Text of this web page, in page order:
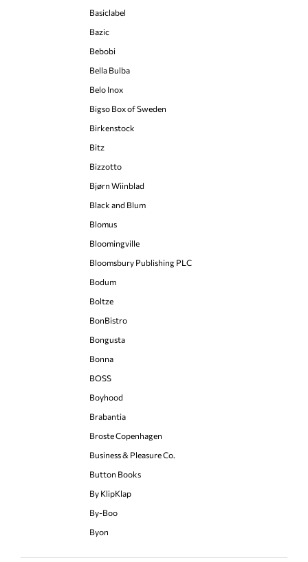
Basiclabel
Bazic
Bebobi
Bella Bulba
Belo Inox
Bigso Box of Sweden
Birkenstock
Bitz
Bizzotto
Bjørn Wiinblad
Black and Blum
Blomus
Bloomingville
Bloomsbury Publishing PLC
Bodum
Boltze
BonBistro
Bongusta
Bonna
BOSS
Boyhood
Brabantia
Broste Copenhagen
Business & Pleasure Co.
Button Books
By KlipKlap
By-Boo
Byon